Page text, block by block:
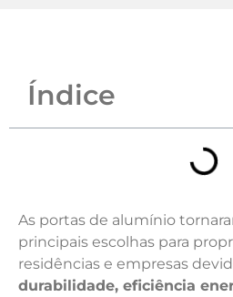
Índice
As portas de alumínio
principais escolhas para
residências e empresas
durabilidade, eficiência